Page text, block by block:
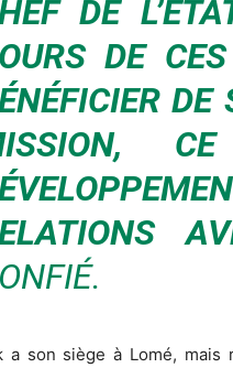
DE
DE
a son siège à Lomé,